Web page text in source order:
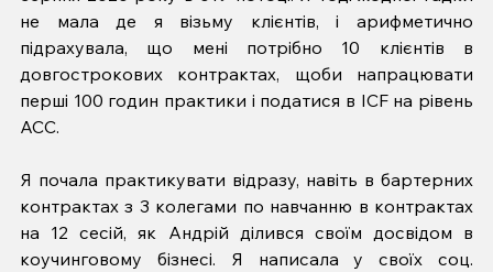
не мала де я візьму клієнтів, і арифметично
підрахувала, що мені потрібно 10 клієнтів в
довгострокових контрактах, щоби напрацювати
перші 100 годин практики і податися в ICF на рівень
АСС.
Я почала практикувати відразу, навіть в бартерних
контрактах з 3 колегами по навчанню в контрактах
на 12 сесій, як Андрій ділився своїм досвідом в
коучинговому бізнесі. Я написала у своїх соц.